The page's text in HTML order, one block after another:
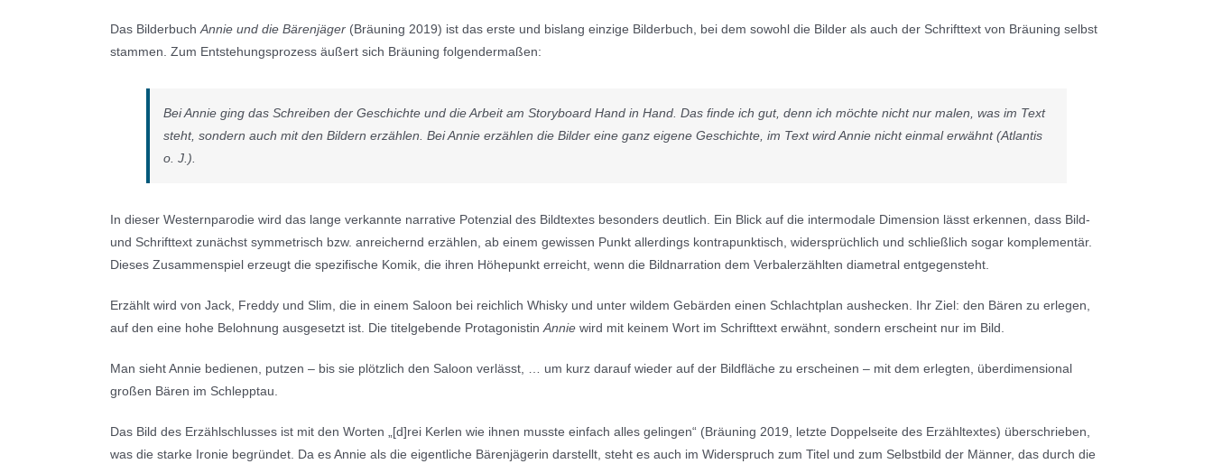
Das BilderbuchAnnie und die Bärenjäger (Bräuning 2019) ist das erste und bislang einzige Bilderbuch, bei dem sowohl die Bilder als auch der Schrifttext von Bräuning selbst
stammen. Zum Entstehungsprozess äußert sich Bräuning folgendermaßen:
Bei Annie ging das Schreiben der Geschichte und die Arbeit am Storyboard Hand in Hand. Das finde ich gut, denn ich möchte nicht nur malen, was im Text
steht, sondern auch mit den Bildern erzählen. Bei Annie erzählen die Bilder eine ganz eigene Geschichte, im Text wird Annie nicht einmal erwähnt (Atlantis
o. J.).
In dieser Westernparodie wird das lange verkannte narrative Potenzial des Bildtextes besonders deutlich. Ein Blick auf die intermodale Dimension lässt erkennen, dass Bild-
und Schrifttext zunächst symmetrisch bzw. anreichernd erzählen, ab einem gewissen Punkt allerdings kontrapunktisch, widersprüchlich und schließlich sogar komplementär.
Dieses Zusammenspiel erzeugt die spezifische Komik, die ihren Höhepunkt erreicht, wenn die Bildnarration dem Verbalerzählten diametral entgegensteht.
Erzählt wird von Jack, Freddy und Slim, die in einem Saloon bei reichlich Whisky und unter wildem Gebärden einen Schlachtplan aushecken. Ihr Ziel: den Bären zu erlegen,
auf den eine hohe Belohnung ausgesetzt ist. Die titelgebende ProtagonistinAnnie wird mit keinem Wort im Schrifttext erwähnt, sondern erscheint nur im Bild.
Man sieht Annie bedienen, putzen – bis sie plötzlich den Saloon verlässt, … um kurz darauf wieder auf der Bildfläche zu erscheinen – mit dem erlegten, überdimensional
großen Bären im Schlepptau.
Das Bild des Erzählschlusses ist mit den Worten „[d]rei Kerlen wie ihnen musste einfach alles gelingen“ (Bräuning 2019, letzte Doppelseite des Erzähltextes) überschrieben,
was die starke Ironie begründet. Da es Annie als die eigentliche Bärenjägerin darstellt, steht es auch im Widerspruch zum Titel und zum Selbstbild der Männer, das durch die